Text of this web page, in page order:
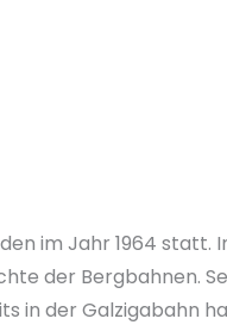
im Jahr 1964 statt.
der Bergbahnen.
in der Galzigabahn